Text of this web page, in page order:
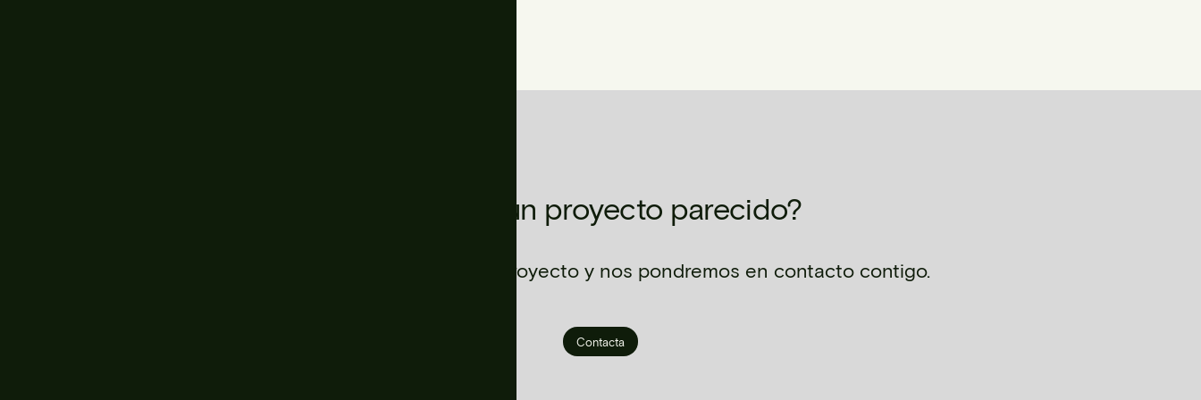
¿Tienes un proyecto parecido?
Cuéntanos más sobre tu proyecto y nos pondremos en contacto contigo.
Contacta